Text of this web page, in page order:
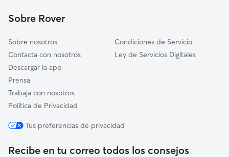
Bergondo
Sobre Rover
Sobre nosotros
Contacta con nosotros
Descargar la app
Prensa
Trabaja con nosotros
Política de Privacidad
Condiciones de Servicio
Ley de Servicios Digitales
Tus preferencias de privacidad
Recibe en tu correo todos los consejos